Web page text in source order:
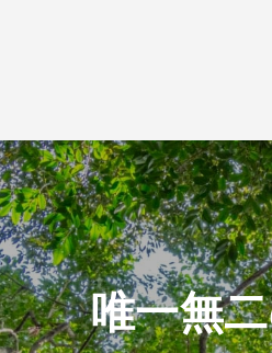
唯一無